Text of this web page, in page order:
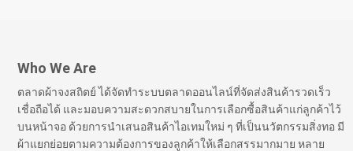
Who We Are
ตลาดผ้าจงสถิตย์ ได้จัดทำระบบตลาดออนไลน์ที่จัดส่งสินค้ารวดเร็ว
เชื่อถือได้ และมอบความสะดวกสบายในการเลือกซื้อสินค้าแก่ลูกค้าไว้
บนหน้าจอ ด้วยการนำเสนอสินค้าไอเทมใหม่ ๆ ที่เป็นนวัตกรรมสิ่งทอ มี
ผ้าแยกย่อยตามความต้องการของลูกค้าให้เลือกสรรมากมาย หลาย